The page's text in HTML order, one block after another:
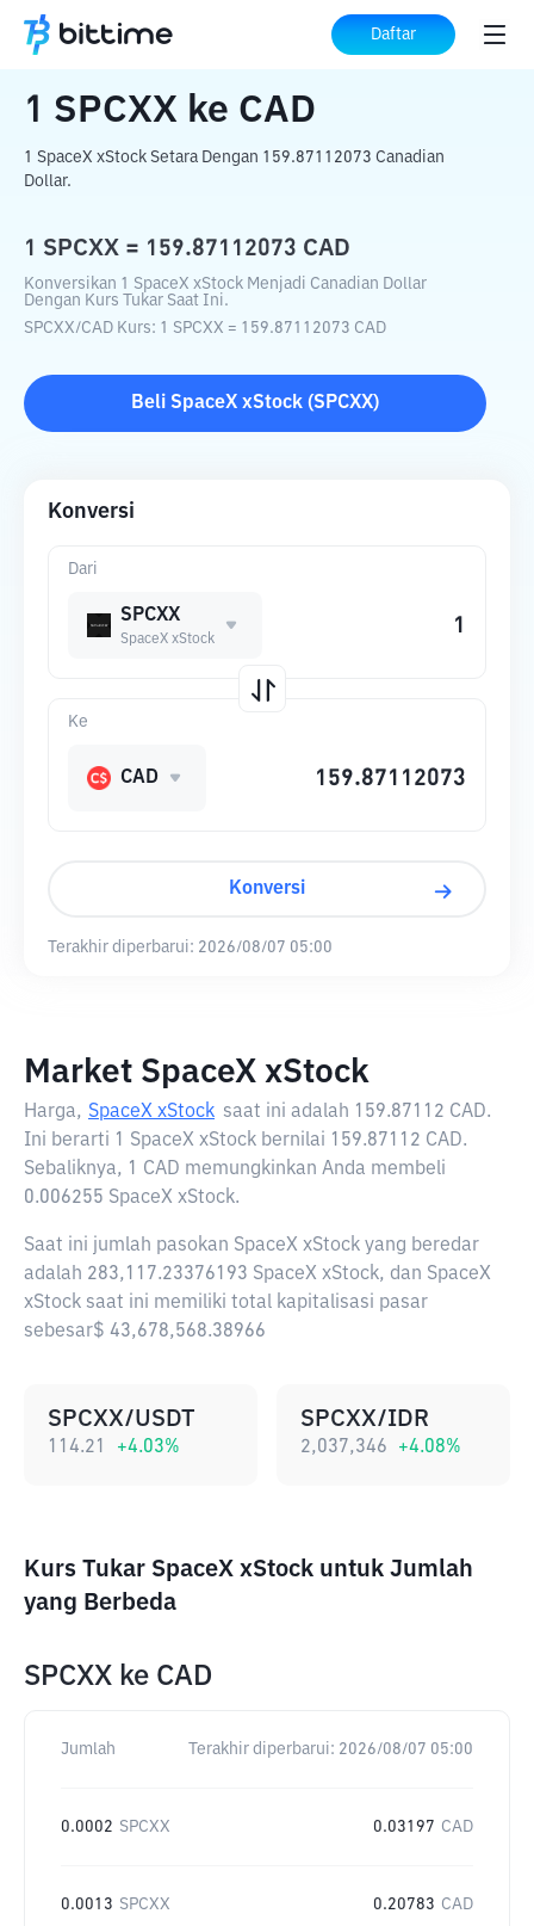
Daftar
Beranda Konverter Kripto SPCXX CAD
1 SPCXX ke CAD
1 SpaceX xStock Setara Dengan 159.87112073 Canadian
Dollar.
1 SPCXX = 159.87112073 CAD
Konversikan 1 SpaceX xStock Menjadi Canadian Dollar
Dengan Kurs Tukar Saat Ini.
SPCXX/CAD Kurs: 1 SPCXX = 159.87112073 CAD
Beli SpaceX xStock (SPCXX)
Konversi
Dari
SPCXX
SpaceX xStock
Ke
CAD
Konversi
Terakhir diperbarui: 2026/08/07 05:00
Market SpaceX xStock
Harga, SpaceX xStock saat ini adalah 159.87112 CAD.
Ini berarti 1 SpaceX xStock bernilai 159.87112 CAD.
Sebaliknya, 1 CAD memungkinkan Anda membeli
0.006255 SpaceX xStock.
Saat ini jumlah pasokan SpaceX xStock yang beredar
adalah 283,117.23376193 SpaceX xStock, dan SpaceX
xStock saat ini memiliki total kapitalisasi pasar
sebesar$ 43,678,568.38966
SPCXX/USDT
114.21 +4.03%
SPCXX/IDR
2,037,346 +4.08%
Kurs Tukar SpaceX xStock untuk Jumlah
yang Berbeda
SPCXX ke CAD
Jumlah Terakhir diperbarui: 2026/08/07 05:00
0.0002 SPCXX 0.03197 CAD
0.0013 SPCXX 0.20783 CAD